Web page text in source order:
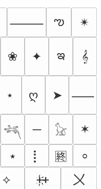
⸻ ఌ ✴︎
❀ ✦ ఇ 𝄞
⋆ ღ ➤ ⸺
𓆈 ─ 𓃠
✶
⭑ ⡇ 🈡
⸰
⟡ ᚐ҉ᚐ 〤